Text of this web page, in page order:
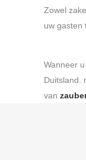
Zowel
uw gasten
Wanneer
Duitsland.
van